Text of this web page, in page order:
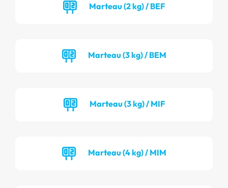
Marteau (2 kg) / BEF
Marteau (3 kg) / BEM
Marteau (3 kg) / MIF
Marteau (4 kg) / MIM